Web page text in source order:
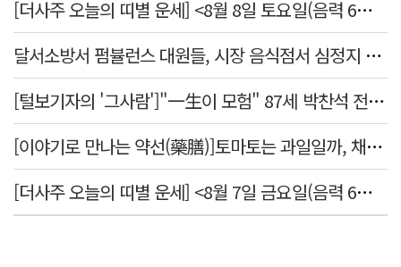
[더사주 오늘의 띠별 운세] <8월 8일 토요일(음력 6월26일)>
달서소방서 펌뷸런스 대원들, 시장 음식점서 심정지 환자 생명 살려
[털보기자의 '그사람']"一生이 모험" 87세 박찬석 전 경북대 총장
[이야기로 만나는 약선(藥膳)]토마토는 과일일까, 채소일까
[더사주 오늘의 띠별 운세] <8월 7일 금요일(음력 6월25일)>